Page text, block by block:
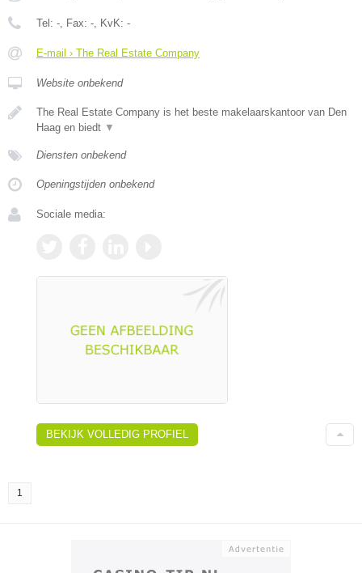
Tel: - , Fax: - , KvK: -
E-mail › The Real Estate Company
Website onbekend
The Real Estate Company is het beste makelaarskantoor van Den
Haag en biedt ▼
Diensten onbekend
Openingstijden onbekend
Sociale media:
BEKIJK VOLLEDIG PROFIEL
1